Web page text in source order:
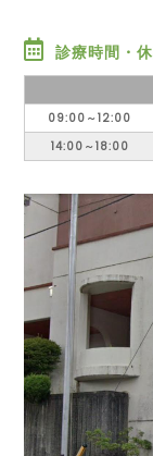
診療時間・
09:00～12:00
14:00～18:00